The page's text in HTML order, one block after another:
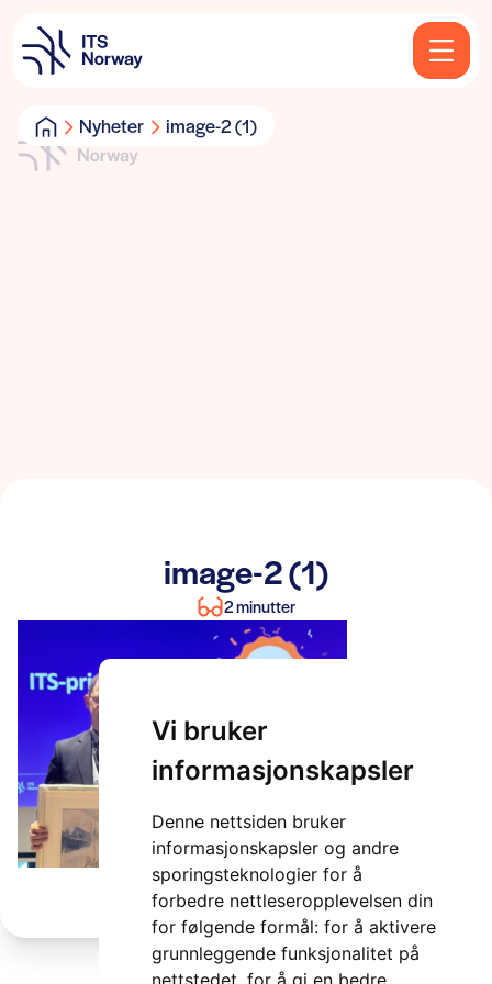
Vi bruker
informasjonskapsler
Denne nettsiden bruker
informasjonskapsler og andre
sporingsteknologier for å
forbedre nettleseropplevelsen din
for følgende formål: for å aktivere
grunnleggende funksjonalitet på
nettstedet for å gi en bedre
Nyheter image-2 (1)
image-2 (1)
2 minutter